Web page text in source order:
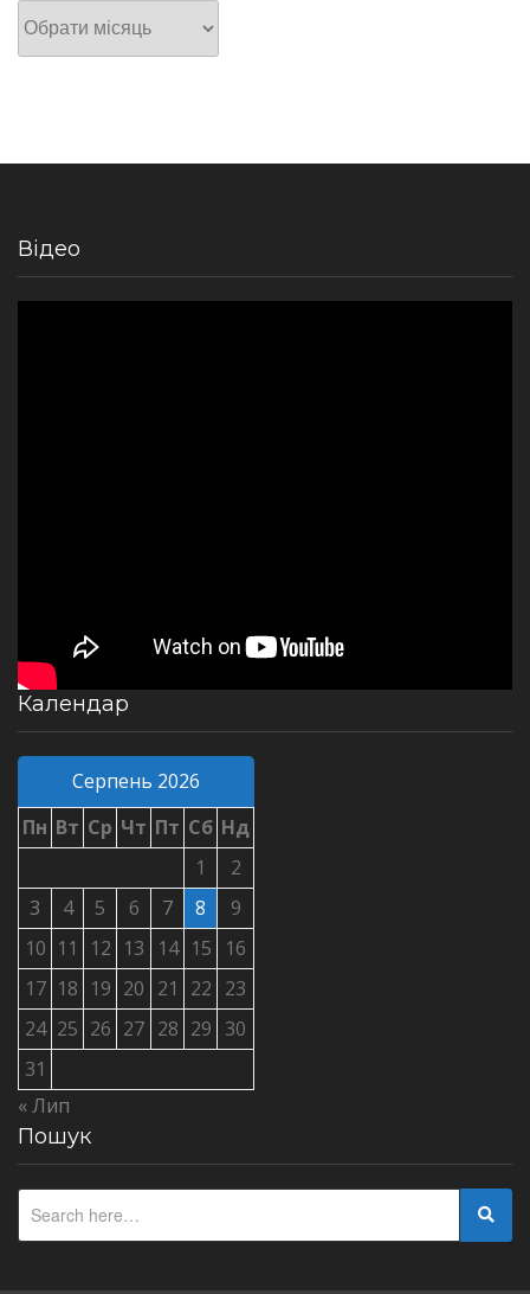
Архів
Відео
Календар
Серпень 2026
Пн Вт Ср Чт Пт Сб Нд
1
2
3
4 5 6 7 8
9
10 11 12 13 14 15
16
17 18 19 20 21 22 23
24 25 26 27 28 29 30
31
« Лип
Пошук